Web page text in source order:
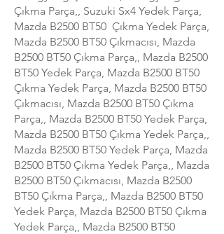
Çıkma Parça,, Suzuki Sx4 Yedek Parça,
Mazda B2500 BT50 Çıkma Yedek Parça,
Mazda B2500 BT50 Çıkmacısı, Mazda
B2500 BT50 Çıkma Parça,, Mazda B2500
BT50 Yedek Parça, Mazda B2500 BT50
Çıkma Yedek Parça, Mazda B2500 BT50
Çıkmacısı, Mazda B2500 BT50 Çıkma
Parça,, Mazda B2500 BT50 Yedek Parça,
Mazda B2500 BT50 Çıkma Yedek Parça,,
Mazda B2500 BT50 Yedek Parça, Mazda
B2500 BT50 Çıkma Yedek Parça,, Mazda
B2500 BT50 Çıkmacısı, Mazda B2500
BT50 Çıkma Parça,, Mazda B2500 BT50
Yedek Parça, Mazda B2500 BT50 Çıkma
Yedek Parça,, Mazda B2500 BT50